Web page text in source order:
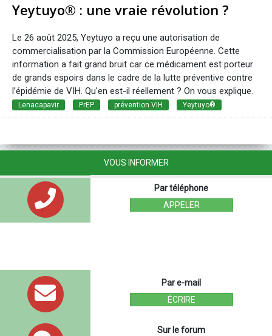
Yeytuyo® : une vraie révolution ?
Le 26 août 2025, Yeytuyo a reçu une autorisation de
commercialisation par la Commission Européenne. Cette
information a fait grand bruit car ce médicament est porteur
de grands espoirs dans le cadre de la lutte préventive contre
l’épidémie de VIH. Qu'en est-il réellement ? On vous explique.
Lenacapavir PrEP prévention VIH Yeytuyo®
VOUS INFORMER
Par téléphone
APPELER
Par e-mail
ÉCRIRE
Sur le forum